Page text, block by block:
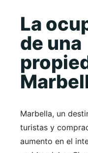
La
de una
Marbella, un
turistas y
aumento en el